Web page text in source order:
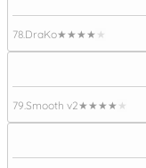
78. DraKo★★★★★
79. Smooth v2★★★★★